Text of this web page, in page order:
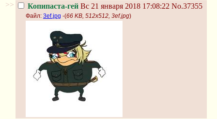
>> Копипаста-гей Вс 21 января 2018 17:08:22 No.37355
Файл: 3ef.jpg -(66 KB, 512x512, 3ef.jpg)